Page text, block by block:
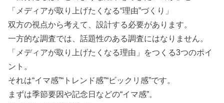
「メディアが取り上げたくなる“理由”づくり」
双方の視点から考えて、設計する必要があります。
一方的な調査では、話題性のある調査にはなりません。
「メディアが取り上げたくなる理由」をつくる3つのポイ
ント。
それは“イマ感”“トレンド感”“ビックリ感”です。
まずは季節要因や記念日などの“イマ感”。